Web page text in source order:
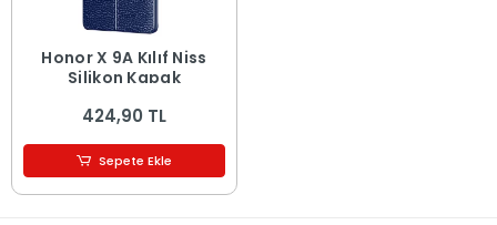
Honor X 9A Kılıf Niss
Silikon Kapak
424,90 TL
Sepete Ekle